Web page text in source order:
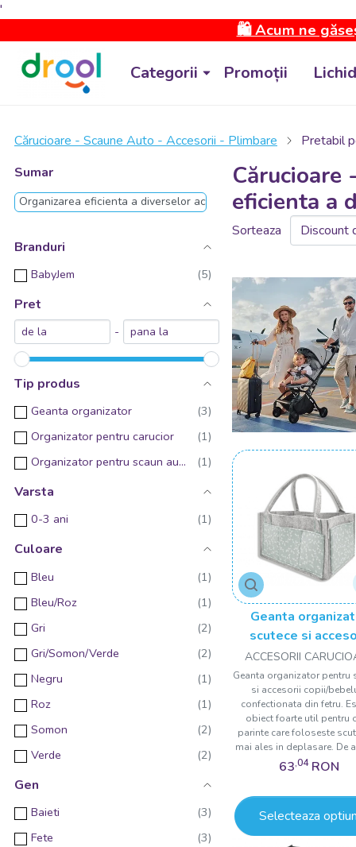
'
🛍️ Acum ne
Categorii Promoții
Cărucioare - Scaune Auto - Accesorii - Plimbare
Pretabil
Sumar
Organizarea eficienta a diverselor accesorii si obiecte ale copilului
Branduri
BabyJem
Pret
-
Tip produs
Geanta organizator
Organizator pentru carucior
Organizator pentru scaun auto
Varsta
0-3 ani
Culoare
Bleu
Bleu/Roz
Gri
Gri/Somon/Verde
Negru
Roz
Somon
Verde
Gen
Baieti
Fete
Cărucioare
eficienta a
Sorteaza
Geanta
scutece si
copii/bebelusi
ACCESORII
Geanta organizator pentru
si accesorii copii/
confectionata din fetru.
obiect foarte util pentru
parinte care foloseste
mai ales in deplasare. De
63,04 RON
Selecteaza